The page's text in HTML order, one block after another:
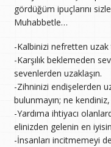
gördüğüm ipuçlarını
Muhabbetle…
-Kalbinizi nefretten
-Karşılık beklemeden
sevenlerden uzaklaşın.
-Zihninizi endişelerden
bulunmayın; ne
-Yardıma ihtiyacı
elinizden gelenin en
-İnsanları incitmemeyi